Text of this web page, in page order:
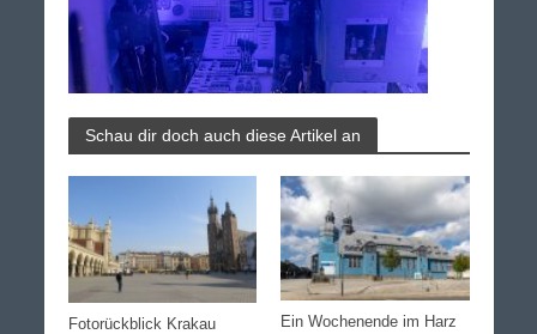
Schau dir doch auch diese Artikel an
Fotorückblick Krakau Ein Wochenende im Harz